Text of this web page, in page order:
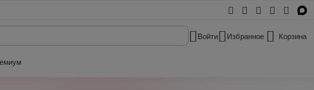
Войти Избранное Корзина